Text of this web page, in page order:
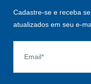
Cadastre-se e receba
atualizados em seu e-